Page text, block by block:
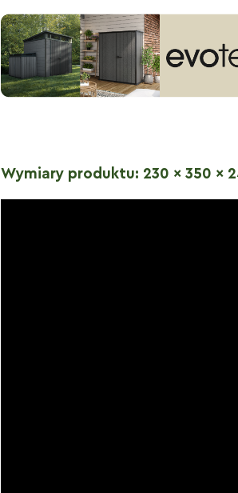
Wymiary produktu: 230 x 350 x